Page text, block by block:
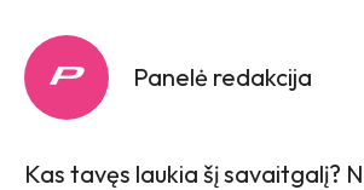
Panelė redakcija
Kas tavęs laukia šį savaitgalį?